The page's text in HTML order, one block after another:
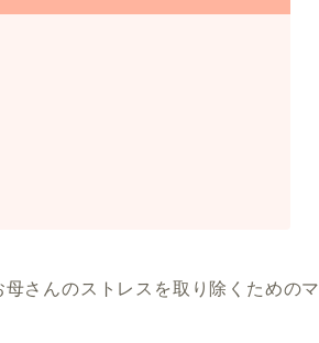
さんのストレスを取り除くためのマ